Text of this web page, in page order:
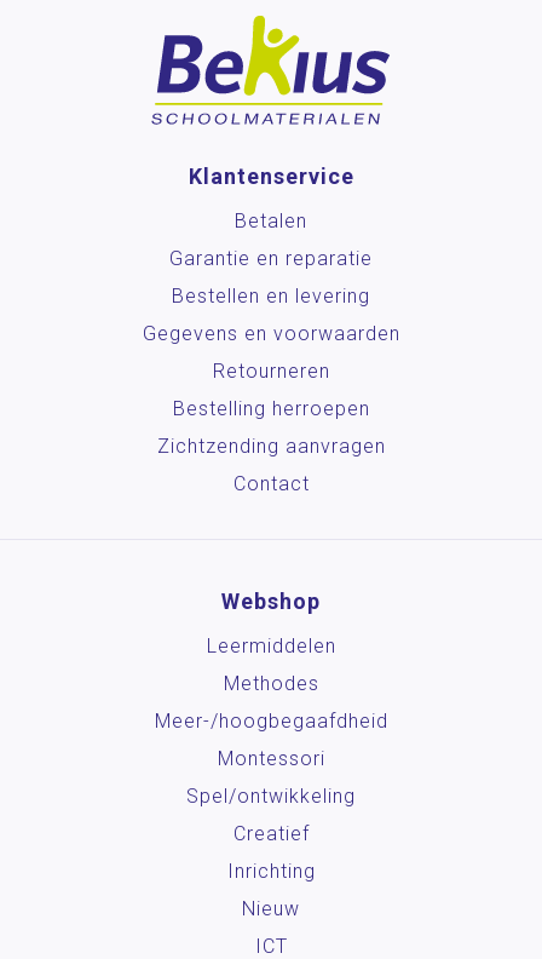
Klantenservice
Betalen
Garantie en reparatie
Bestellen en levering
Gegevens en voorwaarden
Retourneren
Bestelling herroepen
Zichtzending aanvragen
Contact
Webshop
Leermiddelen
Methodes
Meer-/hoog­begaafdheid
Montessori
Spel/ontwikkeling
Creatief
Inrichting
Nieuw
ICT